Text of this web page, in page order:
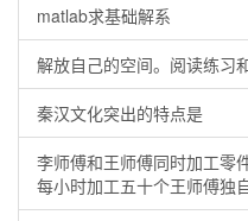
matlab求基础解系
解放自己的空间。阅读练习
秦汉文化突出的特点是
李师傅和王师傅同时加工零
每小时加工五十个王师傅独